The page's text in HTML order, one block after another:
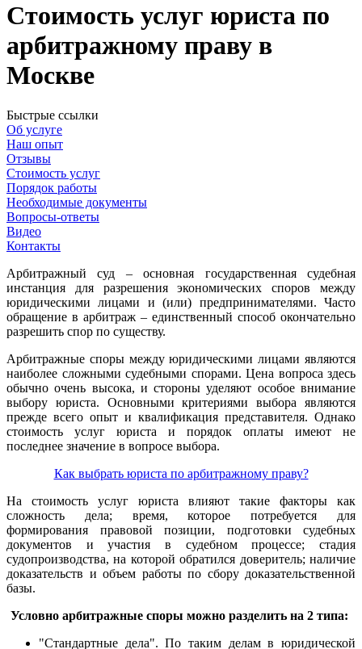
Стоимость услуг юриста по
арбитражному праву в
Москве
Быстрые ссылки
Об услуге
Наш опыт
Отзывы
Стоимость услуг
Порядок работы
Необходимые документы
Вопросы-ответы
Видео
Контакты
Арбитражный суд – основная государственная судебная
инстанция для разрешения экономических споров между
юридическими лицами и (или) предпринимателями. Часто
обращение в арбитраж – единственный способ окончательно
разрешить спор по существу.
Арбитражные споры между юридическими лицами являются
наиболее сложными судебными спорами. Цена вопроса здесь
обычно очень высока, и стороны уделяют особое внимание
выбору юриста. Основными критериями выбора являются
прежде всего опыт и квалификация представителя. Однако
стоимость услуг юриста и порядок оплаты имеют не
последнее значение в вопросе выбора.
Как выбрать юриста по арбитражному праву?
На стоимость услуг юриста влияют такие факторы как
сложность дела; время, которое потребуется для
формирования правовой позиции, подготовки судебных
документов и участия в судебном процессе; стадия
судопроизводства, на которой обратился доверитель; наличие
доказательств и объем работы по сбору доказательственной
базы.
Условно арбитражные споры можно разделить на 2 типа:
"Стандартные дела". По таким делам в юридической